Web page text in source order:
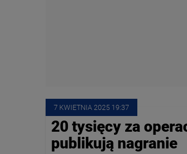
20 tysięcy za
publikują nagranie
7 KWIETNIA 2025 19:37